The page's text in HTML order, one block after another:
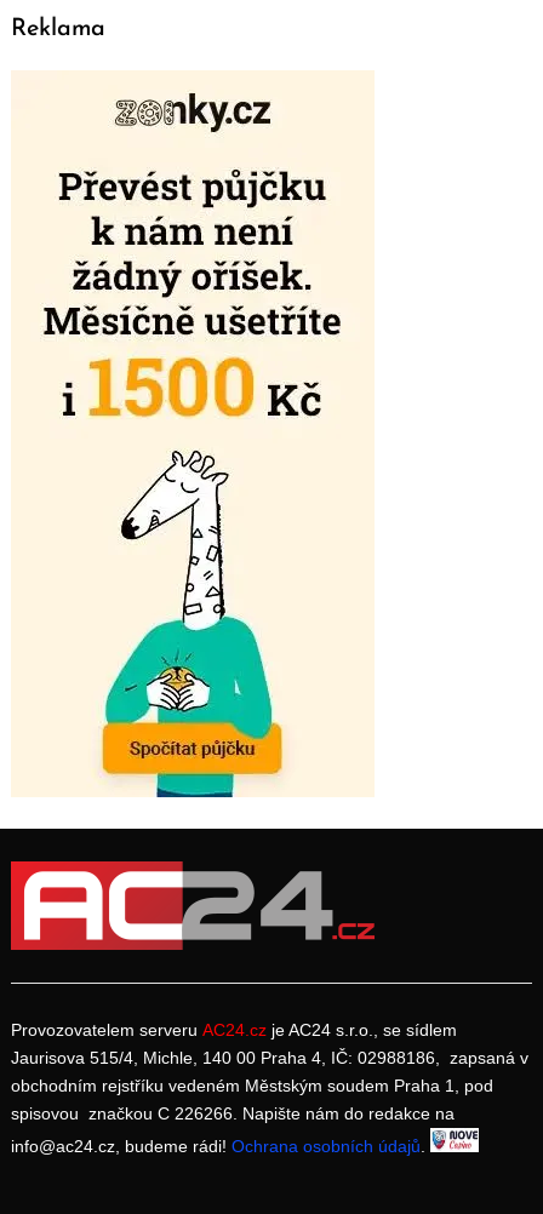
Reklama
Provozovatelem serveru AC24.cz je AC24 s.r.o., se sídlem
Jaurisova 515/4, Michle, 140 00 Praha 4, IČ: 02988186, zapsaná v
obchodním rejstříku vedeném Městským soudem Praha 1, pod
spisovou značkou C 226266. Napište nám do redakce na
info@ac24.cz, budeme rádi! Ochrana osobních údajů.